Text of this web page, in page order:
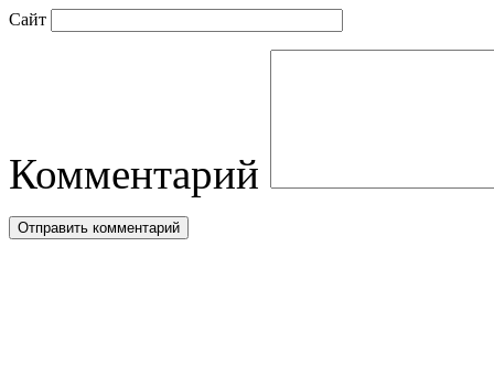
Сайт
Комментарий